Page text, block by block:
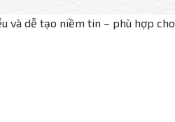
và dễ tạo niềm tin – phù hợp cho